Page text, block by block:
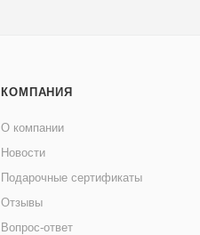
КОМПАНИЯ
О компании
Новости
Подарочные сертификаты
Отзывы
Вопрос-ответ